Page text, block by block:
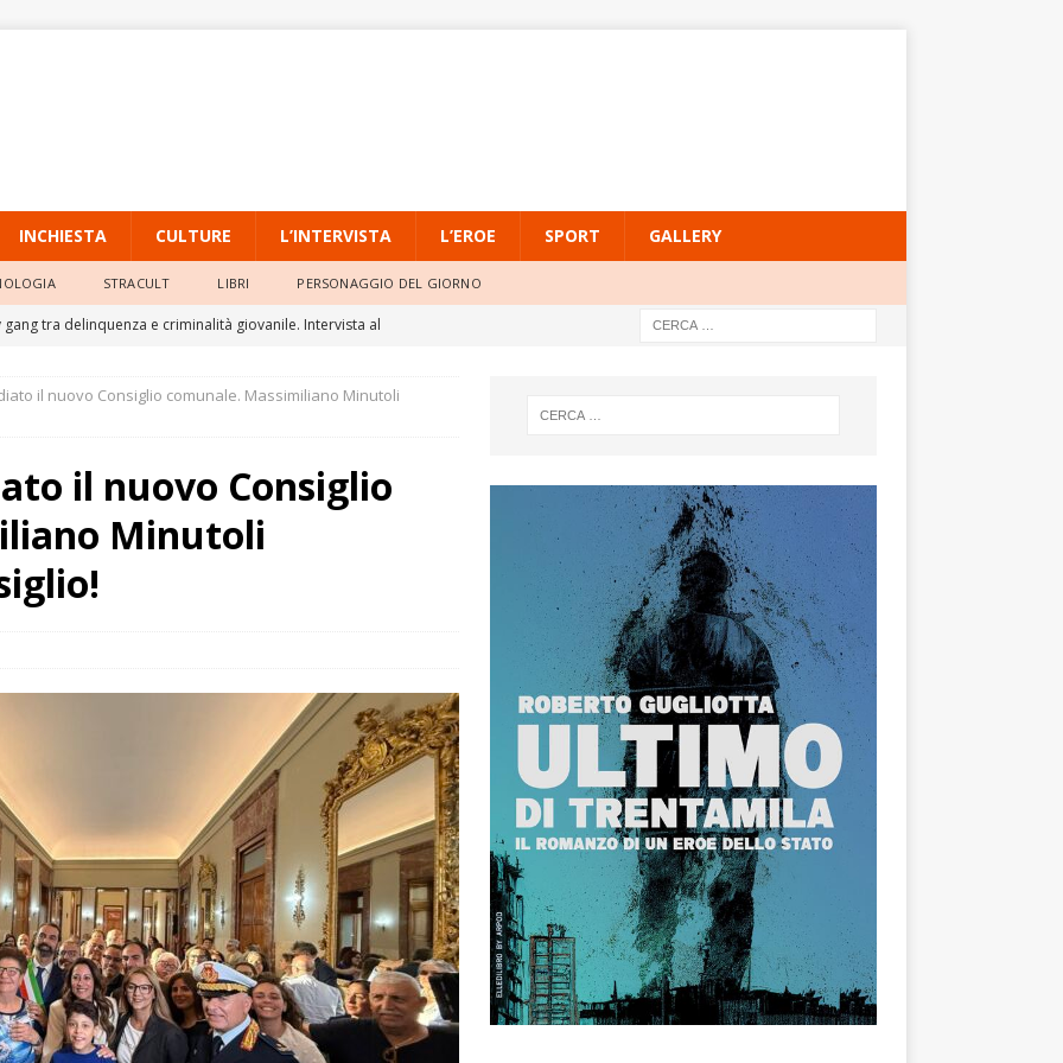
INCHIESTA CULTURE L’INTERVISTA L’EROE SPORT GALLERY
STRACULT LIBRI PERSONAGGIO DEL GIORNO
gang tra delinquenza e criminalità giovanile. Intervista al
la quarta ondata di calore persiste con massime sempre molto
Locale di Raffadali, il TAR accoglie il ricorso di un agente e
della Prefettura
ATTUALITÀ
SI BRINDA CON IL PROFUMO DELLA SICILIA
il nuovo Consiglio comunale. Massimiliano Minutoli
il nuovo Consiglio
Minutoli